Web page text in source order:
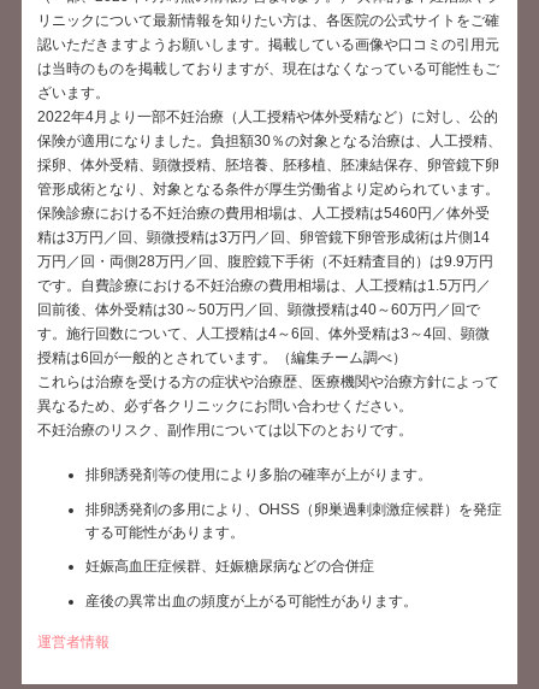
リニックについて最新情報を知りたい方は、各医院の公式サイトをご確
認いただきますようお願いします。掲載している画像や口コミの引用元
は当時のものを掲載しておりますが、現在はなくなっている可能性もご
ざいます。
2022年4月より一部不妊治療（人工授精や体外受精など）に対し、公的
保険が適用になりました。負担額30％の対象となる治療は、人工授精、
採卵、体外受精、顕微授精、胚培養、胚移植、胚凍結保存、卵管鏡下卵
管形成術となり、対象となる条件が厚生労働省より定められています。
保険診療における不妊治療の費用相場は、人工授精は5460円／体外受
精は3万円／回、顕微授精は3万円／回、卵管鏡下卵管形成術は片側14
万円／回・両側28万円／回、腹腔鏡下手術（不妊精査目的）は9.9万円
です。自費診療における不妊治療の費用相場は、人工授精は1.5万円／
回前後、体外受精は30～50万円／回、顕微授精は40～60万円／回で
す。施行回数について、人工授精は4～6回、体外受精は3～4回、顕微
授精は6回が一般的とされています。（編集チーム調べ）
これらは治療を受ける方の症状や治療歴、医療機関や治療方針によって
異なるため、必ず各クリニックにお問い合わせください。
不妊治療のリスク、副作用については以下のとおりです。
排卵誘発剤等の使用により多胎の確率が上がります。
排卵誘発剤の多用により、OHSS（卵巣過剰刺激症候群）を発症
する可能性があります。
妊娠高血圧症候群、妊娠糖尿病などの合併症
産後の異常出血の頻度が上がる可能性があります。
運営者情報